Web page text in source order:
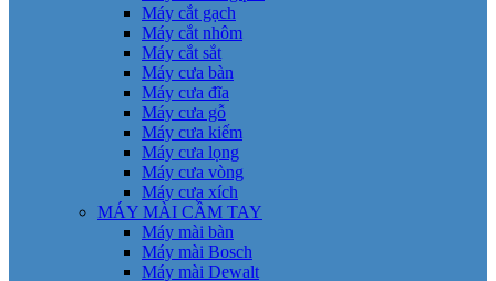
Máy cắt gạch
Máy cắt nhôm
Máy cắt sắt
Máy cưa bàn
Máy cưa đĩa
Máy cưa gỗ
Máy cưa kiếm
Máy cưa lọng
Máy cưa vòng
Máy cưa xích
MÁY MÀI CẦM TAY
Máy mài bàn
Máy mài Bosch
Máy mài Dewalt